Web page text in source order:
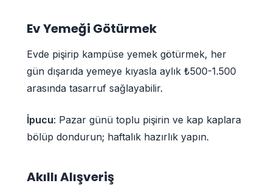
Ev Yemeği Götürmek
Evde pişirip kampüse yemek götürmek, her
gün dışarıda yemeye kıyasla aylık ₺500-1.500
arasında tasarruf sağlayabilir.
İpucu: Pazar günü toplu pişirin ve kap kaplara
bölüp dondurun; haftalık hazırlık yapın.
Akıllı Alışveriş